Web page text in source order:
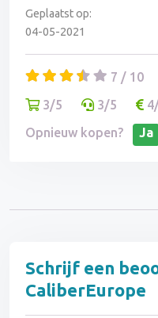
Geplaatst op:
04-05-2021
7 / 10
3/5
3/5
Opnieuw kopen?
Ja
Schrijf een
CaliberEurope